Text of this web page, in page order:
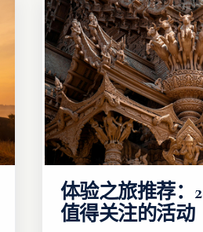
体验之旅推荐：
值得关注的活动